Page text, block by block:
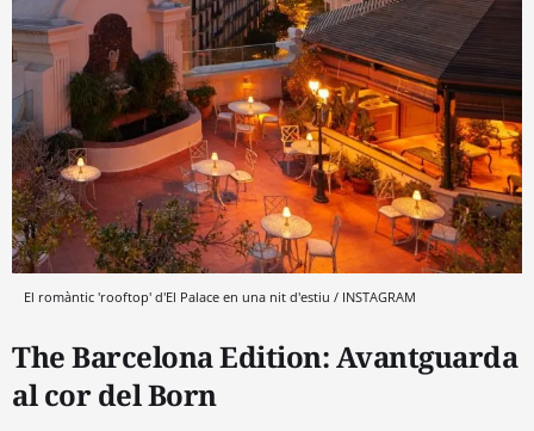
El romàntic 'rooftop' d'El Palace en una nit d'estiu / INSTAGRAM
The Barcelona Edition: Avantguarda
al cor del Born